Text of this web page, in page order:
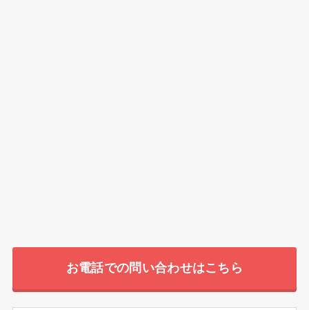
お電話での問い合わせはこちら